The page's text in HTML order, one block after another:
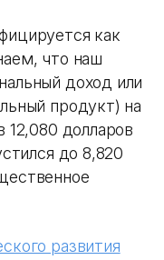
как
что наш
доход или
продукт) на
12,080 долларов
до 8,820
развития